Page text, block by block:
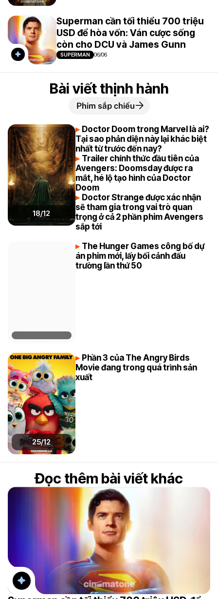
Superman cần tối thiểu 700 triệu
USD để hòa vốn: Ván cược sống
còn cho DCU và James Gunn
SUPERMAN 06/06
Bài viết thịnh hành
Phim sắp chiếu
18/12
Doctor Doom trong Marvel là ai?
Tại sao phản diện này lại khác biệt
nhất từ trước đến nay?
Trailer chính thức đầu tiên của
Avengers: Doomsday được ra
mắt, hé lộ tạo hình của Doctor
Doom
Doctor Strange được xác nhận
sẽ tham gia trong vai trò quan
trọng ở cả 2 phần phim Avengers
sắp tới
The Hunger Games công bố dự
án phim mới, lấy bối cảnh đấu
trường lần thứ 50
25/12
Phần 3 của The Angry Birds
Movie đang trong quá trình sản
xuất
Đọc thêm bài viết khác